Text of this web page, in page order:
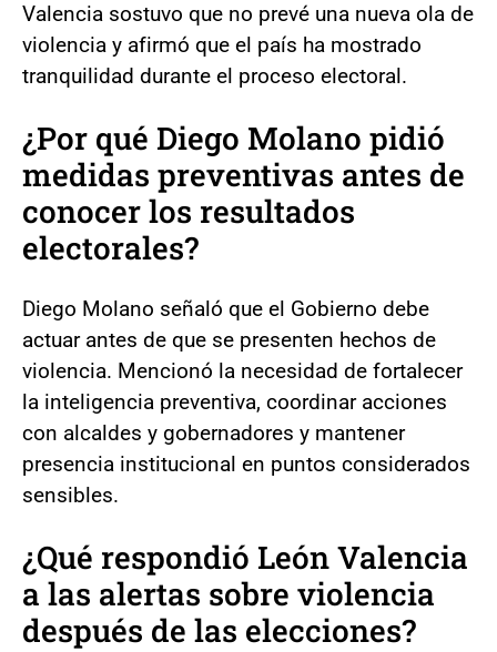
Valencia sostuvo que no prevé una nueva ola de
violencia y afirmó que el país ha mostrado
tranquilidad durante el proceso electoral.
¿Por qué Diego Molano pidió
medidas preventivas antes de
conocer los resultados
electorales?
Diego Molano señaló que el Gobierno debe
actuar antes de que se presenten hechos de
violencia. Mencionó la necesidad de fortalecer
la inteligencia preventiva, coordinar acciones
con alcaldes y gobernadores y mantener
presencia institucional en puntos considerados
sensibles.
¿Qué respondió León Valencia
a las alertas sobre violencia
después de las elecciones?